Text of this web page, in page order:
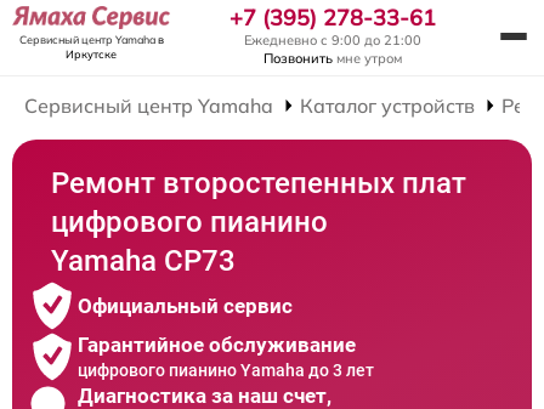
Сервисный центр Yamahaв
Иркутске
+7 (395) 278-33-61
Ежедневно с 9:00 до 21:00
Позвонить мне утром
Сервисный центр Yamaha Каталог устройств
Ремонт второстепенных плат
цифрового пианино
Yamaha CP73
Официальный сервис
Гарантийное обслуживание
цифрового пианино Yamaha до 3 лет
Диагностика за наш счет,